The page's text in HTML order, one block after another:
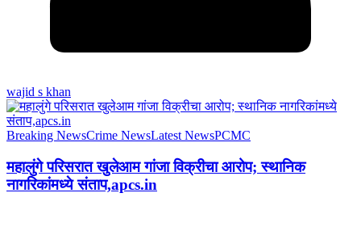
wajid s khan
Breaking NewsCrime NewsLatest NewsPCMC
महालुंगे परिसरात खुलेआम गांजा विक्रीचा आरोप; स्थानिक
नागरिकांमध्ये संताप,apcs.in